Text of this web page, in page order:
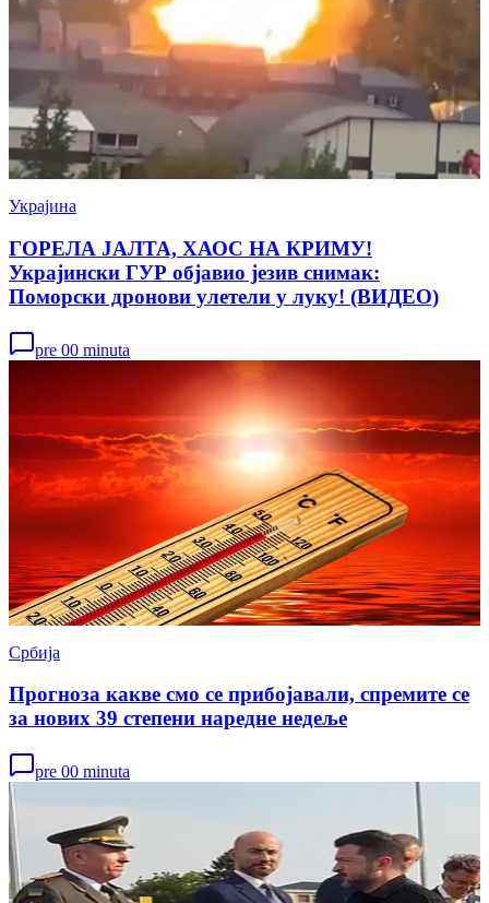
Украјина
ГОРЕЛА ЈАЛТА, ХАОС НА КРИМУ!
Украјински ГУР објавио језив снимак:
Поморски дронови улетели у луку! (ВИДЕО)
pre 00 minuta
Србија
Прогноза какве смо се прибојавали, спремите се
за нових 39 степени наредне недеље
pre 00 minuta